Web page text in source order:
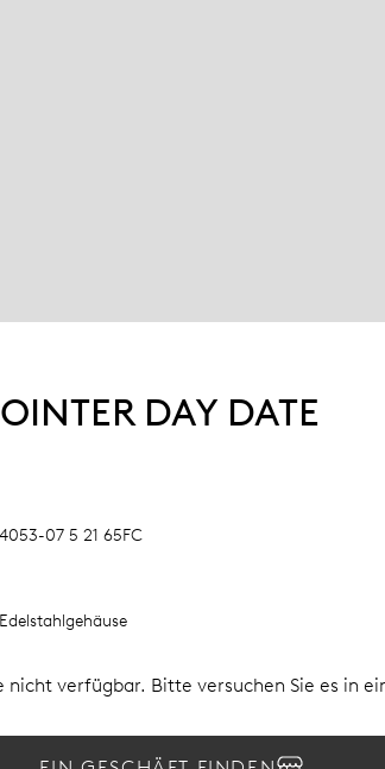
DAY DATE
07 5 21 65FC
nicht verfügbar. Bitte versuchen Sie es in